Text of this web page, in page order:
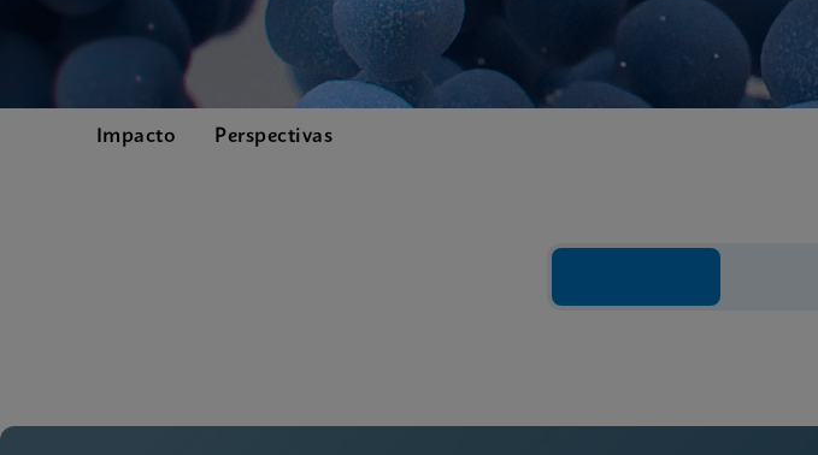
Impacto Perspectivas